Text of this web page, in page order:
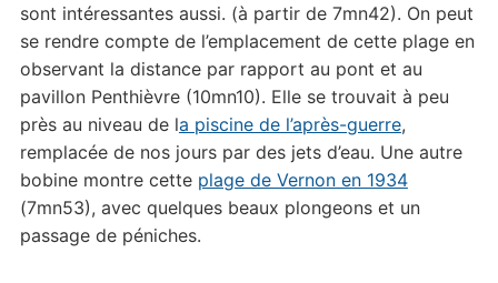
sont intéressantes aussi. (à partir de 7mn42). On peut
se rendre compte de l’emplacement de cette plage en
observant la distance par rapport au pont et au
pavillon Penthièvre (10mn10). Elle se trouvait à peu
près au niveau de la piscine de l’après-guerre,
remplacée de nos jours par des jets d’eau. Une autre
bobine montre cette plage de Vernon en 1934
(7mn53), avec quelques beaux plongeons et un
passage de péniches.